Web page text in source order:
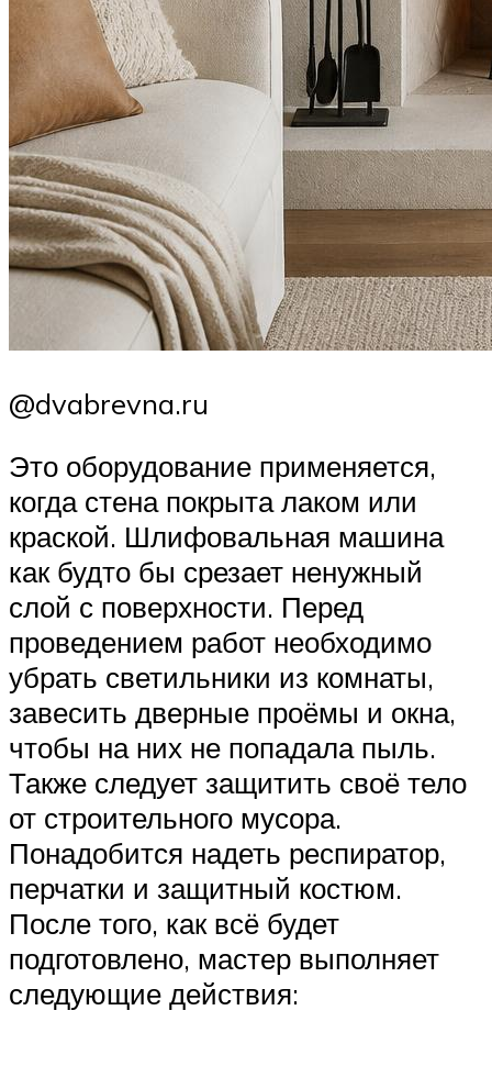
@dvabrevna.ru
Это оборудование применяется,
когда стена покрыта лаком или
краской. Шлифовальная машина
как будто бы срезает ненужный
слой с поверхности. Перед
проведением работ необходимо
убрать светильники из комнаты,
завесить дверные проёмы и окна,
чтобы на них не попадала пыль.
Также следует защитить своё тело
от строительного мусора.
Понадобится надеть респиратор,
перчатки и защитный костюм.
После того, как всё будет
подготовлено, мастер выполняет
следующие действия: